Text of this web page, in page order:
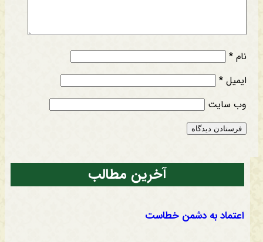
نام *
ایمیل *
وب‌ سایت
آخرین مطالب
اعتماد به دشمن خطاست